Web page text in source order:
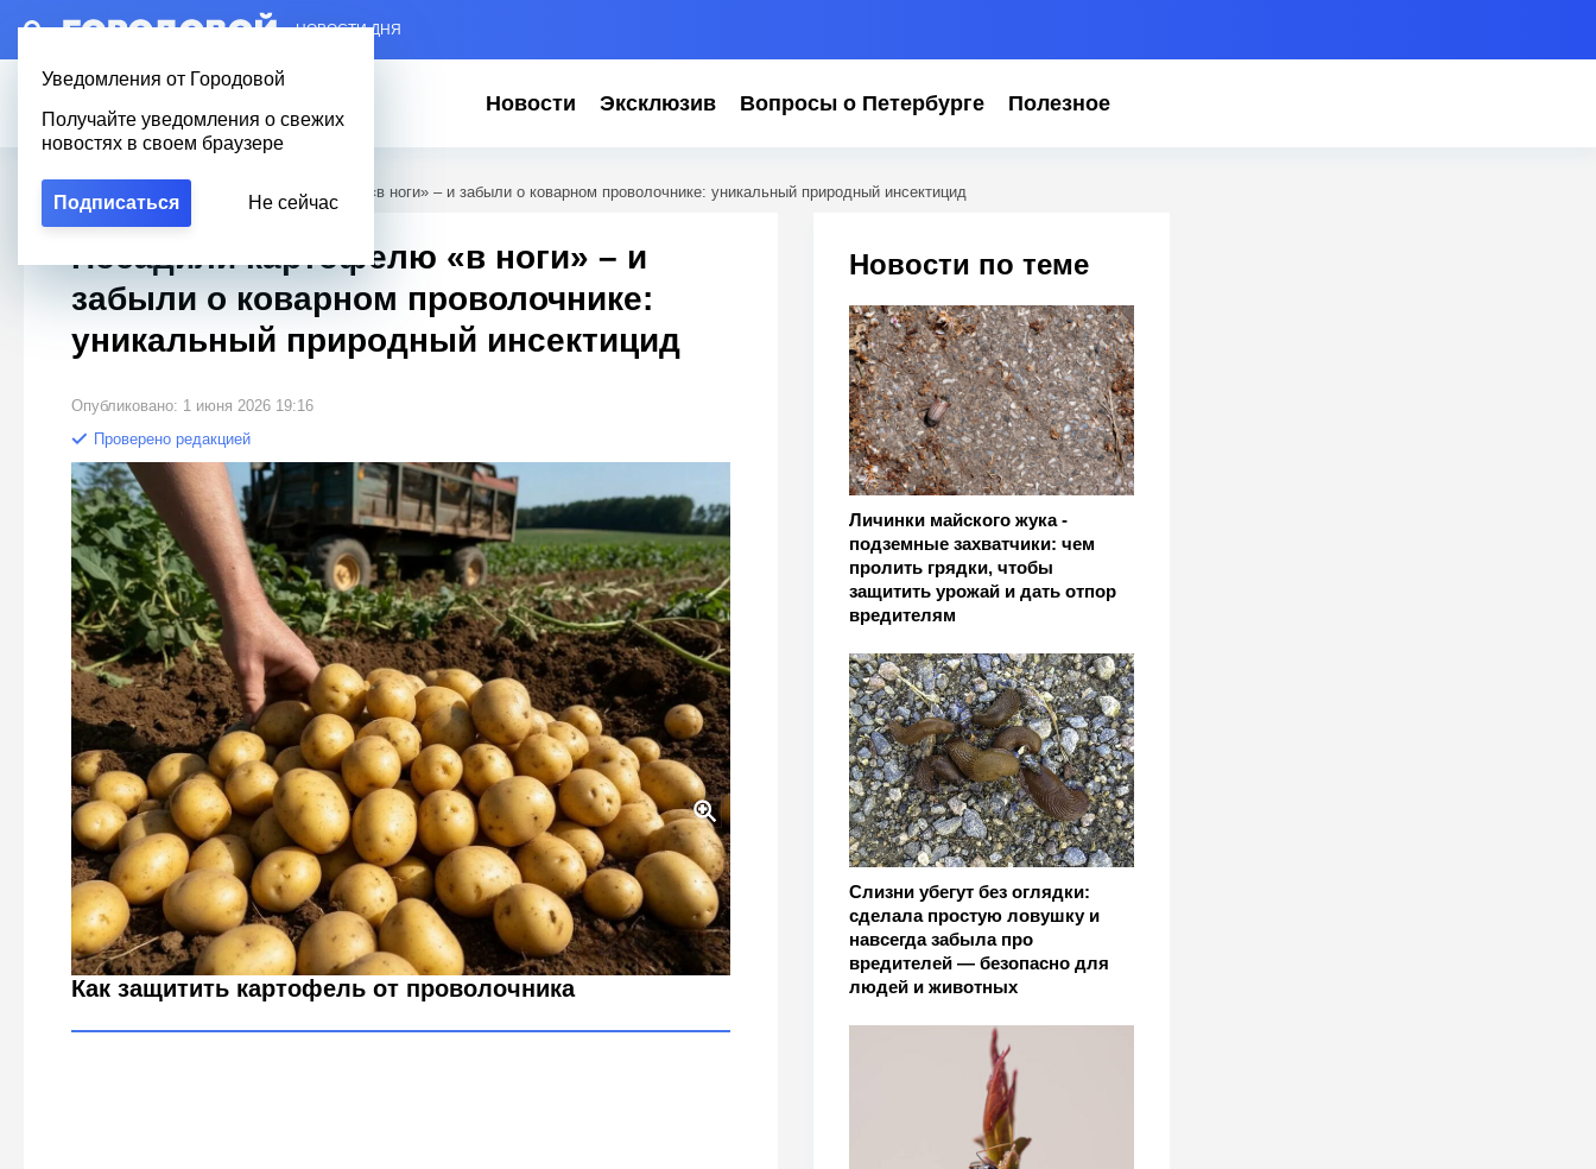
– НОВОСТИ ДНЯ
Уведомления от Городовой
Получайте уведомления о свежих
новостях в своем браузере
Подписаться Не сейчас
Новости Эксклюзив Вопросы о Петербурге Полезное
Городовой Посадили картофелю «в ноги» – и забыли о коварном проволочнике: уникальный природный инсектицид
Новости по теме
Личинки майского жука -
подземные захватчики: чем
пролить грядки, чтобы
защитить урожай и дать отпор
вредителям
Слизни убегут без оглядки:
сделала простую ловушку и
навсегда забыла про
вредителей — безопасно для
людей и животных
Посадили картофелю «в ноги» – и
забыли о коварном проволочнике:
уникальный природный инсектицид
Опубликовано: 1 июня 2026 19:16
Проверено редакцией
Посадили картофелю «в ноги» – и забыли о коварном проволочнике: уникальный
природный инсектицид
Городовой ру
Как защитить картофель от проволочника